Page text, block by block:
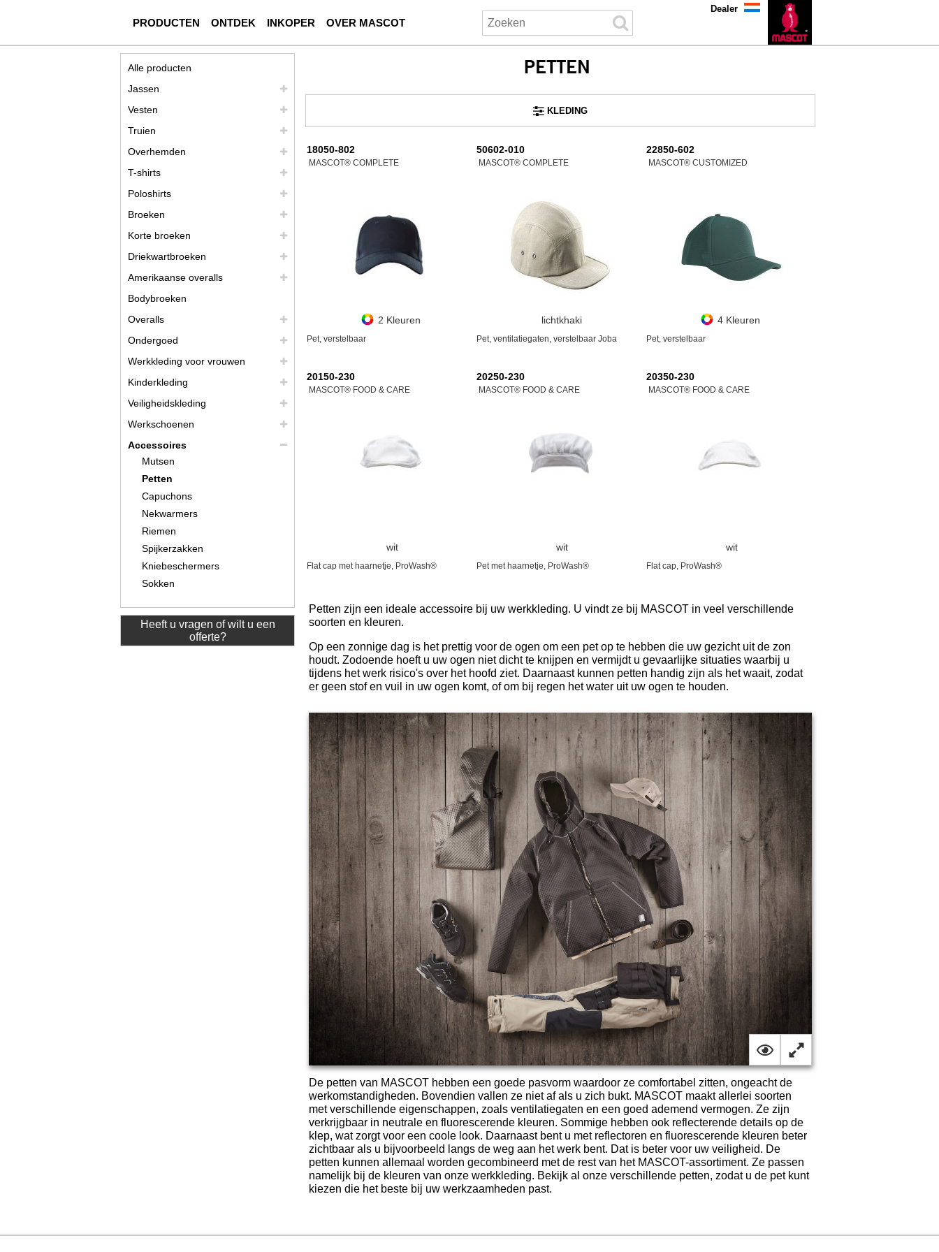
PRODUCTEN ONTDEK INKOPER OVER MASCOT
Dealer
PETTEN
KLEDING
18050-802
MASCOT® COMPLETE
2 Kleuren
Pet, verstelbaar
50602-010
MASCOT® COMPLETE
lichtkhaki
Pet, ventilatiegaten, verstelbaar Joba
22850-602
MASCOT® CUSTOMIZED
4 Kleuren
Pet, verstelbaar
20150-230
MASCOT® FOOD & CARE
wit
Flat cap met haarnetje, ProWash®
20250-230
MASCOT® FOOD & CARE
wit
Pet met haarnetje, ProWash®
20350-230
MASCOT® FOOD & CARE
wit
Flat cap, ProWash®
Petten zijn een ideale accessoire bij uw werkkleding. U vindt ze bij MASCOT in veel verschillende
soorten en kleuren.
Op een zonnige dag is het prettig voor de ogen om een pet op te hebben die uw gezicht uit de zon
houdt. Zodoende hoeft u uw ogen niet dicht te knijpen en vermijdt u gevaarlijke situaties waarbij u
tijdens het werk risico's over het hoofd ziet. Daarnaast kunnen petten handig zijn als het waait, zodat
er geen stof en vuil in uw ogen komt, of om bij regen het water uit uw ogen te houden.
De petten van MASCOT hebben een goede pasvorm waardoor ze comfortabel zitten, ongeacht de
werkomstandigheden. Bovendien vallen ze niet af als u zich bukt. MASCOT maakt allerlei soorten
met verschillende eigenschappen, zoals ventilatiegaten en een goed ademend vermogen. Ze zijn
verkrijgbaar in neutrale en fluorescerende kleuren. Sommige hebben ook reflecterende details op de
klep, wat zorgt voor een coole look. Daarnaast bent u met reflectoren en fluorescerende kleuren beter
zichtbaar als u bijvoorbeeld langs de weg aan het werk bent. Dat is beter voor uw veiligheid. De
petten kunnen allemaal worden gecombineerd met de rest van het MASCOT-assortiment. Ze passen
namelijk bij de kleuren van onze werkkleding. Bekijk al onze verschillende petten, zodat u de pet kunt
kiezen die het beste bij uw werkzaamheden past.
Alle producten
Jassen
Vesten
Truien
Overhemden
T-shirts
Poloshirts
Broeken
Korte broeken
Driekwartbroeken
Amerikaanse overalls
Bodybroeken
Overalls
Ondergoed
Werkkleding voor vrouwen
Kinderkleding
Veiligheidskleding
Werkschoenen
Accessoires
Mutsen
Petten
Capuchons
Nekwarmers
Riemen
Spijkerzakken
Kniebeschermers
Sokken
Heeft u vragen of wilt u een
offerte?